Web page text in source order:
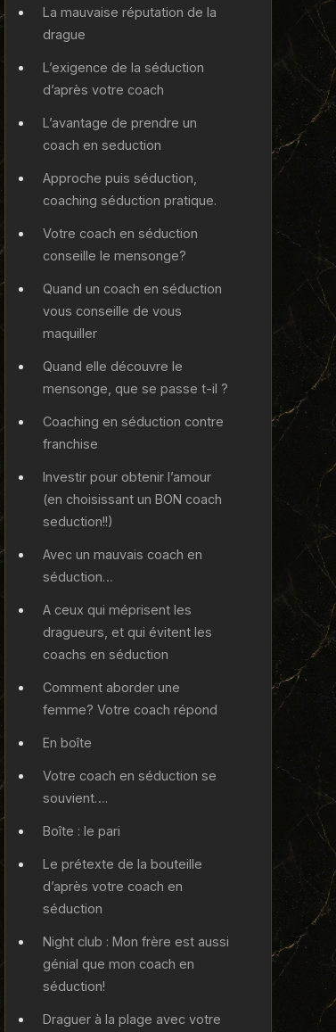
La mauvaise réputation de la
drague
L’exigence de la séduction
d’après votre coach
L’avantage de prendre un
coach en seduction
Approche puis séduction,
coaching séduction pratique.
Votre coach en séduction
conseille le mensonge?
Quand un coach en séduction
vous conseille de vous
maquiller
Quand elle découvre le
mensonge, que se passe t-il ?
Coaching en séduction contre
franchise
Investir pour obtenir l’amour
(en choisissant un BON coach
seduction!!)
Avec un mauvais coach en
séduction…
A ceux qui méprisent les
dragueurs, et qui évitent les
coachs en séduction
Comment aborder une
femme? Votre coach répond
En boîte
Votre coach en séduction se
souvient….
Boîte : le pari
Le prétexte de la bouteille
d’après votre coach en
séduction
Night club : Mon frère est aussi
génial que mon coach en
séduction!
Draguer à la plage avec votre